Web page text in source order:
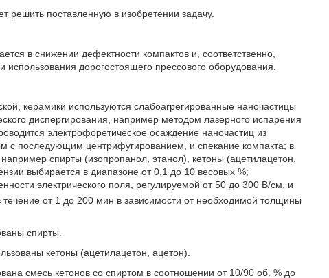
решить поставленную в изобретении задачу.
в снижении дефектности компактов и, соответственно,
дорогостоящего прессового оборудования.
керамики используются слабоагрегированные наночастицы
диспергирования, например методом лазерного испарения
электрофоретическое осаждение наночастиц из
с последующим центрифугированием, и спекание компакта; в
спирты (изопропанол, этанол), кетоны (ацетилацетон,
выбирается в диапазоне от 0,1 до 10 весовых %;
электрического поля, регулируемой от 50 до 300 В/см, и
течение от 1 до 200 мин в зависимости от необходимой толщины
спирты.
кетоны (ацетилацетон, ацетон).
смесь кетонов со спиртом в соотношении от 10/90 об. % до